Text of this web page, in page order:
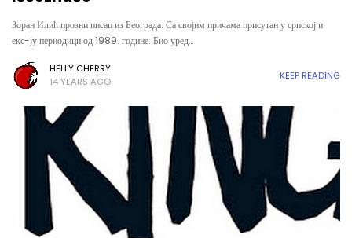
Зоран Илић прозни писац из Београда. Са својим причама присутан у српској и
екс-ју периодици од 1989. године. Био уред…
HELLY CHERRY
14 YEARS AGO
KEEP READING